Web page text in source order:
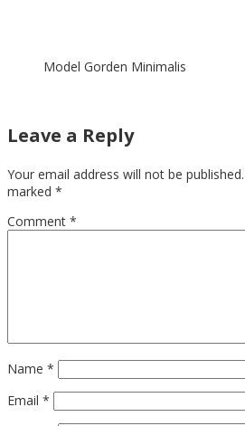
Model Gorden Minimalis
Leave a Reply
Your email address will not be published.
marked *
Comment *
Name *
Email *